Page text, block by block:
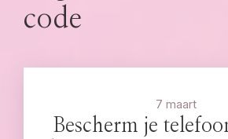
code
7 maart
Bescherm je